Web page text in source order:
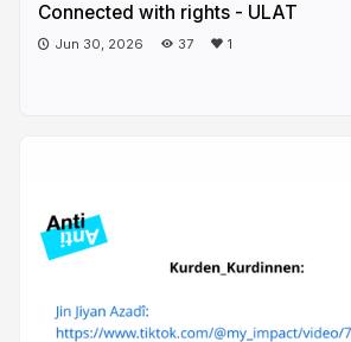
Connected with rights - ULAT
Jun 30, 2026 37 1